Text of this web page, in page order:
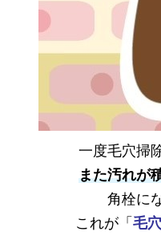
一度毛穴掃
また汚れが
角栓に
これが「 毛